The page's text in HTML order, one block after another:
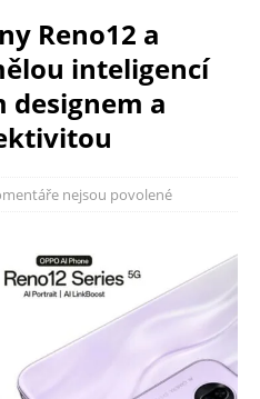
Reno12 a
inteligencí
a
nejsou povolené